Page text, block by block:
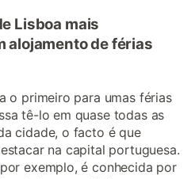
Lisboa mais
alojamento de férias
o primeiro para umas férias
tê-lo em quase todas as
cidade, o facto é que
na capital portuguesa.
exemplo, é conhecida por